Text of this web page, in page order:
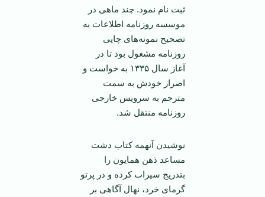
ثبت نام نمود. چند ماهی در
موسسه روزنامه اطلاعات به
تصحیح نمونه‌های چاپی
روزنامه مشغول بود تا در
آغاز سال ۱۳۳۵ به خواست و
اصرار خودش به سمت
مترجم به سرویس خارجی
روزنامه منتقل شد.
نوشیدن آنهمه کتاب دشت
مساعد ذهن همایون را
بتدریج سیراب کرده و در پرتو
گرمای خرد، نهال آگاهی بر